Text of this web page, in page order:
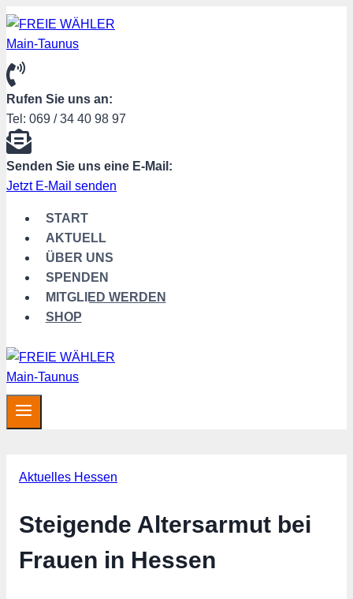
Zum
Rufen Sie uns an:
Tel: 069 / 34 40 98 97
Senden Sie uns eine E-Mail:
Jetzt E-Mail senden
START
AKTUELL
ÜBER UNS
SPENDEN
MITGLIED WERDEN
SHOP
Aktuelles Hessen
Steigende Altersarmut bei
Frauen in Hessen